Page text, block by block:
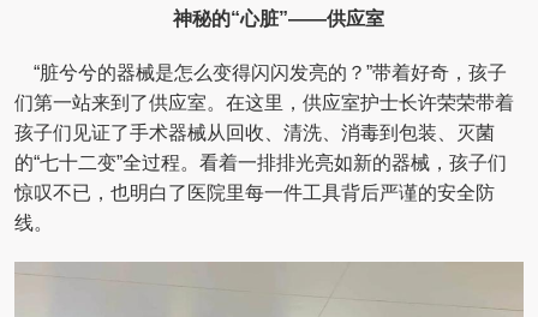
神秘的“心脏”——供应室
“脏兮兮的器械是怎么变得闪闪发亮的？”带着好奇，孩子
们第一站来到了供应室。在这里，供应室护士长许荣荣带着
孩子们见证了手术器械从回收、清洗、消毒到包装、灭菌
的“七十二变”全过程。看着一排排光亮如新的器械，孩子们
惊叹不已，也明白了医院里每一件工具背后严谨的安全防
线。